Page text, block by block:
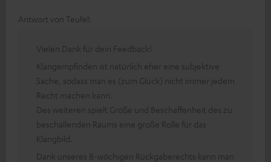
Antwort von Teufel:
Vielen Dank für dein Feedback!
Klangempfinden ist natürlich eher eine subjektive
Sache, sodass man es (zum Glück) nicht immer jedem
Recht machen kann.
Des weiteren spielt Größe und Beschaffenheit des zu
beschallenden Raums eine große Rolle für das
Klangbild.
Dank unseres 8-wöchigen Rückgaberechts kann man